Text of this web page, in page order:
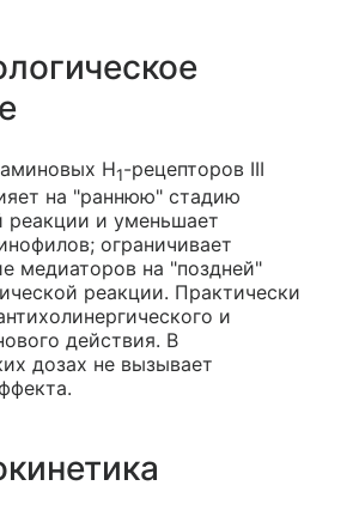
H1-рецепторов III
на "раннюю" стадию
реакции и уменьшает
ограничивает
медиаторов на "поздней"
реакции. Практически
и
действия. В
дозах не вызывает